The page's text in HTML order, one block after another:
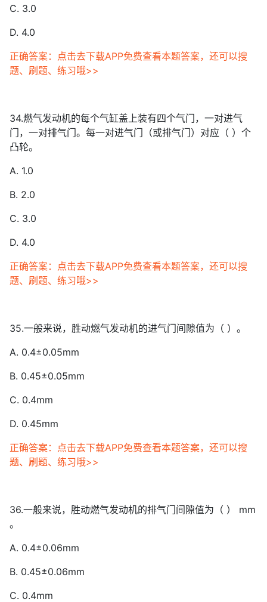
C. 3.0
D. 4.0
正确答案：点击去下载APP免费查看本题答案，还可以搜
题、刷题、练习哦>>
34.燃气发动机的每个气缸盖上装有四个气门，一对进气
门，一对排气门。每一对进气门（或排气门）对应（ ）个
凸轮。
A. 1.0
B. 2.0
C. 3.0
D. 4.0
正确答案：点击去下载APP免费查看本题答案，还可以搜
题、刷题、练习哦>>
35.一般来说，胜动燃气发动机的进气门间隙值为（ ）。
A. 0.4±0.05mm
B. 0.45±0.05mm
C. 0.4mm
D. 0.45mm
正确答案：点击去下载APP免费查看本题答案，还可以搜
题、刷题、练习哦>>
36.一般来说，胜动燃气发动机的排气门间隙值为（ ） mm
。
A. 0.4±0.06mm
B. 0.45±0.06mm
C. 0.4mm